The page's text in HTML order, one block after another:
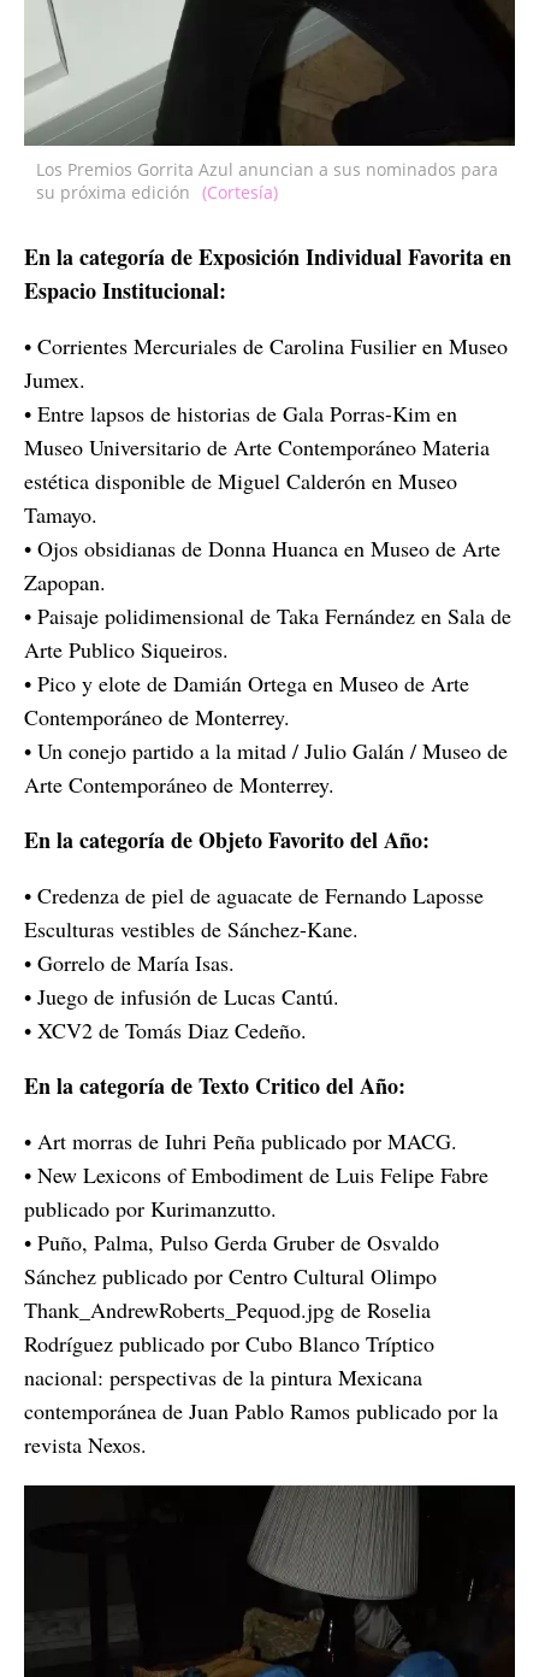
Los Premios Gorrita Azul anuncian a sus nominados para
su próxima edición (Cortesía)
En la categoría de Exposición Individual Favorita en
Espacio Institucional:
• Corrientes Mercuriales de Carolina Fusilier en Museo
Jumex.
• Entre lapsos de historias de Gala Porras-Kim en
Museo Universitario de Arte Contemporáneo Materia
estética disponible de Miguel Calderón en Museo
Tamayo.
• Ojos obsidianas de Donna Huanca en Museo de Arte
Zapopan.
• Paisaje polidimensional de Taka Fernández en Sala de
Arte Publico Siqueiros.
• Pico y elote de Damián Ortega en Museo de Arte
Contemporáneo de Monterrey.
• Un conejo partido a la mitad / Julio Galán / Museo de
Arte Contemporáneo de Monterrey.
En la categoría de Objeto Favorito del Año:
• Credenza de piel de aguacate de Fernando Laposse
Esculturas vestibles de Sánchez-Kane.
• Gorrelo de María Isas.
• Juego de infusión de Lucas Cantú.
• XCV2 de Tomás Diaz Cedeño.
En la categoría de Texto Critico del Año:
• Art morras de Iuhri Peña publicado por MACG.
• New Lexicons of Embodiment de Luis Felipe Fabre
publicado por Kurimanzutto.
• Puño, Palma, Pulso Gerda Gruber de Osvaldo
Sánchez publicado por Centro Cultural Olimpo
Thank_AndrewRoberts_Pequod.jpg de Roselia
Rodríguez publicado por Cubo Blanco Tríptico
nacional: perspectivas de la pintura Mexicana
contemporánea de Juan Pablo Ramos publicado por la
revista Nexos.